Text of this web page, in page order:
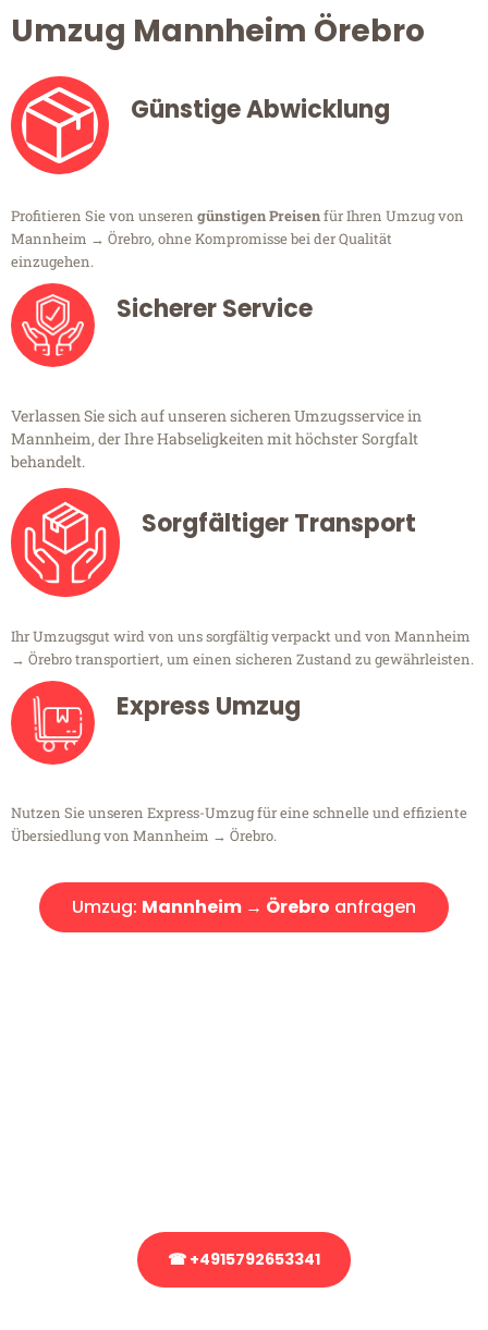
Umzug Mannheim Örebro
Günstige Abwicklung
Profitieren Sie von unseren günstigen Preisenfür Ihren Umzug von
Mannheim → Örebro, ohne Kompromisse bei der Qualität
einzugehen.
Sicherer Service
Verlassen Sie sich auf unseren sicheren Umzugsservice in
Mannheim, der Ihre Habseligkeiten mit höchster Sorgfalt
behandelt.
Sorgfältiger Transport
Ihr Umzugsgut wird von uns sorgfältig verpackt und von Mannheim
→ Örebro transportiert, um einen sicheren Zustand zu gewährleisten.
Express Umzug
Nutzen Sie unseren Express-Umzug für eine schnelle und effiziente
Übersiedlung von Mannheim → Örebro.
Umzug: Mannheim → Örebro anfragen
☎ +4915792653341